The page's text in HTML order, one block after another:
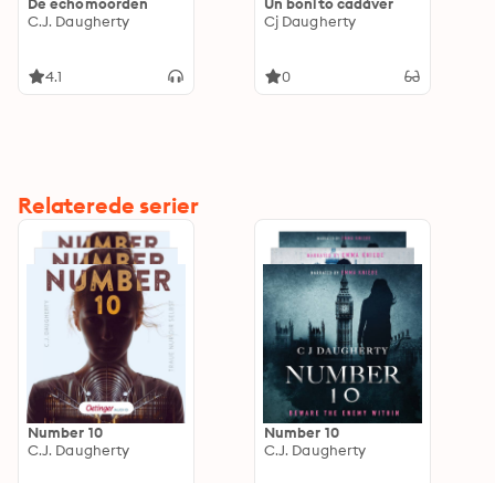
C.J. Daugherty
4.1
Cj Daugherty
0
Relaterede serier
Number 10
C.J. Daugherty
Number 10
C.J. Daugherty